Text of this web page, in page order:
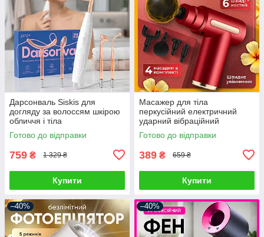
Дарсонваль Siskis для
догляду за волоссям шкірою
обличчя і тіла
Косметологічний апарат
Гребінець для
Готово до відправки
759 ₴ 1 329 ₴
Купити
Масажер для тіла
перкусійний електричний
ударний вібраційний
масажний пістолет для м'язів
спини шиї ручний для
Готово до відправки
389 ₴ 659 ₴
Купити
–40% –40%